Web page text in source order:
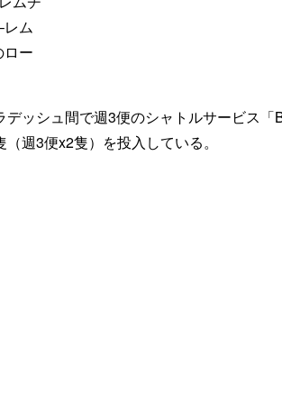
ム
ー
ッシュ間で週3便のシャトルサービス「
週3便x2隻）を投入している。